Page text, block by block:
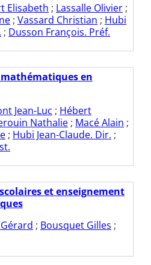
Elisabeth ; Lassalle Olivier ;
; Vassard Christian ; Hubi
; Dusson François. Préf.
mathématiques en
Jean-Luc ; Hébert
Nathalie ; Macé Alain ;
; Hubi Jean-Claude. Dir. ;
et enseignement
; Bousquet Gilles ;